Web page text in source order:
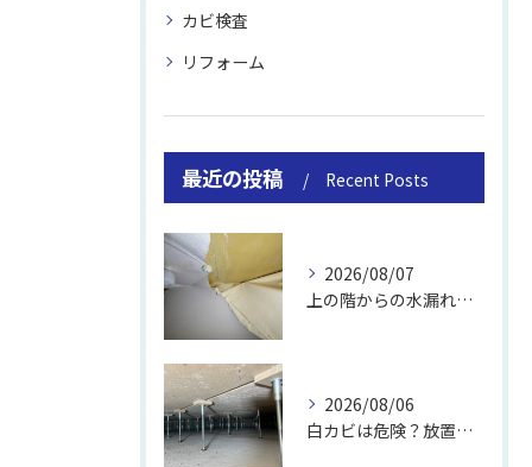
カビ検査
リフォーム
最近の投稿 Recent Posts
2026/08/07
上の階からの水漏れでカビ｜対処法と業者
2026/08/06
白カビは危険？放置のリスクと取り方